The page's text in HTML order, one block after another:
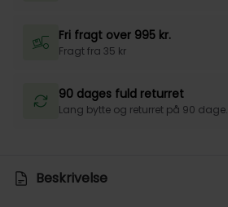
Fri fragt over 995 kr.
Fragt fra 35 kr
90 dages fuld returret
Lang bytte og returret på 90 dage.
Beskrivelse